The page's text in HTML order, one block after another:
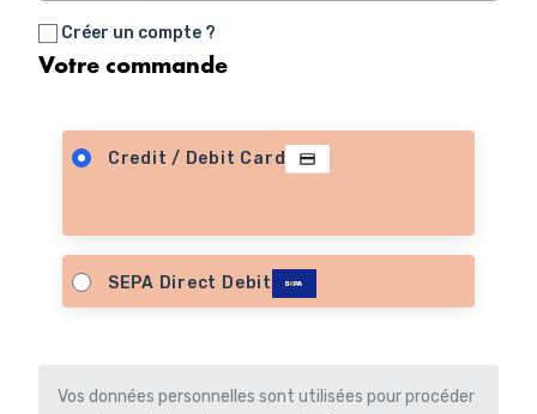
Créer un compte ?
Votre commande
Credit / Debit Card
SEPA Direct Debit
Vos données personnelles sont utilisées pour procéder